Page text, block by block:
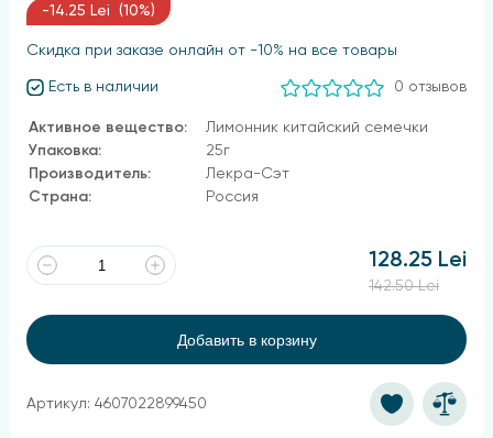
-14.25 Lei (10%)
Скидка при заказе онлайн от -10% на все товары
Есть в наличии 0 отзывов
Активное вещество:
Лимонник китайский семечки
Упаковка:
25г
Производитель:
Лекра-Сэт
Страна:
Россия
128.25 Lei
142.50 Lei
Добавить в корзину
Артикул: 4607022899450